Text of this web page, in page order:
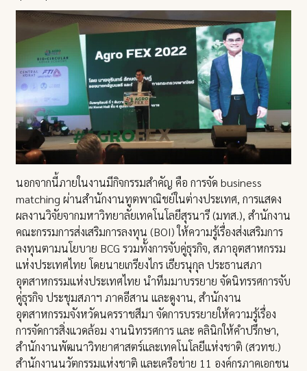
นอกจากนี้ภายในงานมีกิจกรรมสำคัญ คือ การจัด business
matching ผ่านสำนักงานทูตพาณิชย์ในต่างประเทศ, การแสดง
ผลงานวิจัยจากมหาวิทยาลัยเทคโนโลยีสุรนารี (มทส.), สำนักงาน
คณะกรรมการส่งเสริมการลงทุน (BOI) ให้ความรู้เรื่องส่งเสริมการ
ลงทุนตามนโยบาย BCG รวมทั้งการจับคู่ธุรกิจ, สภาอุตสาหกรรม
แห่งประเทศไทย โดยนายเกรียงไกร เธียรนุกุล ประธานสภา
อุตสาหกรรมแห่งประเทศไทย นำทีมมาบรรยาย จัดนิทรรศการจับ
คู่ธุรกิจ ประชุมสภาฯ ภาคอีสาน และดูงาน, สำนักงาน
อุตสาหกรรมจังหวัดนครราชสีมา จัดการบรรยายให้ความรู้เรื่อง
การจัดการสิ่งแวดล้อม งานนิทรรศการ และ คลินิกให้คำปรึกษา,
สำนักงานพัฒนาวิทยาศาสตร์และเทคโนโลยีแห่งชาติ (สวทช.)
สำนักงานนวัตกรรมแห่งชาติ และเครือข่าย 11 องค์กรภาคเอกชน